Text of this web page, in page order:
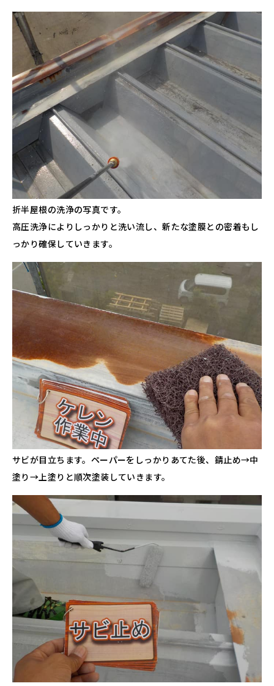
折半屋根の洗浄の写真です。
高圧洗浄によりしっかりと洗い流し、新たな塗膜との密着もし
っかり確保していきます。
サビが目立ちます。ペーパーをしっかりあてた後、錆止め→中
塗り→上塗りと順次塗装していきます。